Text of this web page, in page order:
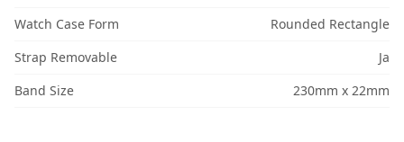
Watch Case Form
Rounded Rectangle
Strap Removable
Ja
Band Size
230mm x 22mm